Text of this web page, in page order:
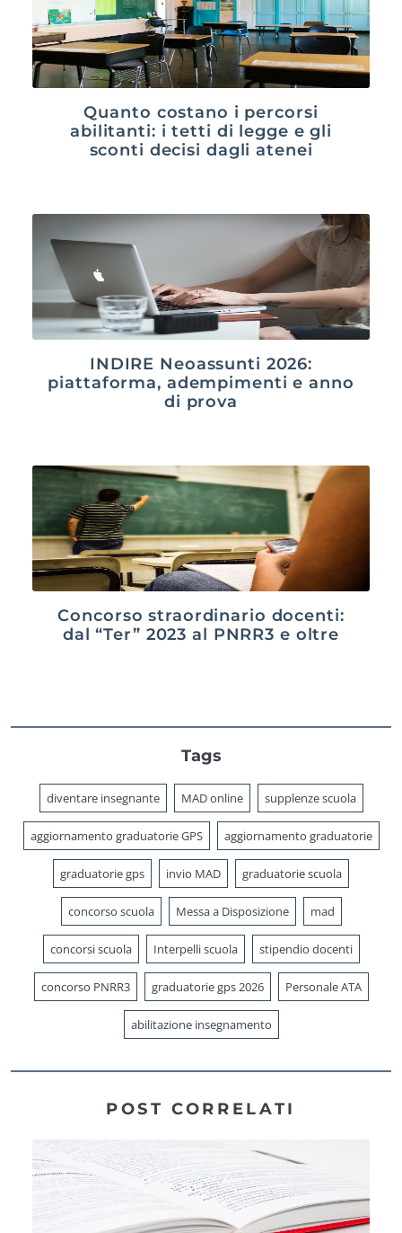
Quanto costano i percorsi
abilitanti: i tetti di legge e gli
sconti decisi dagli atenei
INDIRE Neoassunti 2026:
piattaforma, adempimenti e anno
di prova
Concorso straordinario docenti:
dal “Ter” 2023 al PNRR3 e oltre
Tags
diventare insegnante MAD online supplenze scuola
aggiornamento graduatorie GPS aggiornamento graduatorie
graduatorie gps invio MAD graduatorie scuola
concorso scuola Messa a Disposizione mad
concorsi scuola Interpelli scuola stipendio docenti
concorso PNRR3 graduatorie gps 2026 Personale ATA
abilitazione insegnamento
POST CORRELATI